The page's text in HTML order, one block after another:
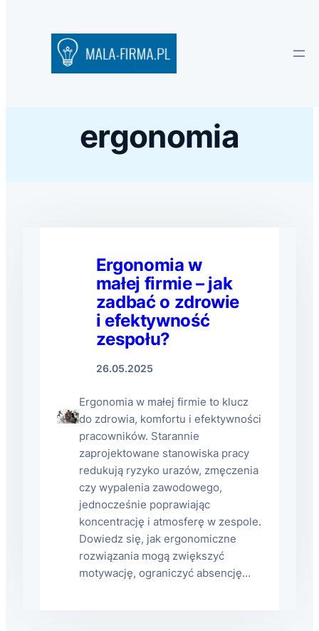
ergonomia
Ergonomia w
małej firmie – jak
zadbać o zdrowie
i efektywność
zespołu?
26.05.2025
Ergonomia w małej firmie to klucz
do zdrowia, komfortu i efektywności
pracowników. Starannie
zaprojektowane stanowiska pracy
redukują ryzyko urazów, zmęczenia
czy wypalenia zawodowego,
jednocześnie poprawiając
koncentrację i atmosferę w zespole.
Dowiedz się, jak ergonomiczne
rozwiązania mogą zwiększyć
motywację, ograniczyć absencję…